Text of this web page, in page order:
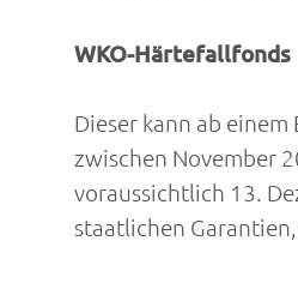
WKO-Härtefallfonds
Dieser kann ab
zwischen November
voraussichtlich 13.
staatlichen